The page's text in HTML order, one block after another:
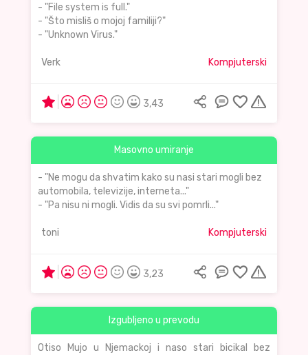
- "File system is full."
- "Što misliš o mojoj familiji?"
- "Unknown Virus."
Verk Kompjuterski
3,43
Masovno umiranje
- "Ne mogu da shvatim kako su nasi stari mogli bez
automobila, televizije, interneta..."
- "Pa nisu ni mogli. Vidis da su svi pomrli..."
toni Kompjuterski
3,23
Izgubljeno u prevodu
Otiso Mujo u Njemackoj i naso stari bicikal bez